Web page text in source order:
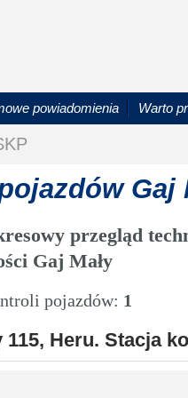
powiadomienia Warto
Gaj
przegląd
Gaj Mały
pojazdów: 1
115, Heru. Stacja